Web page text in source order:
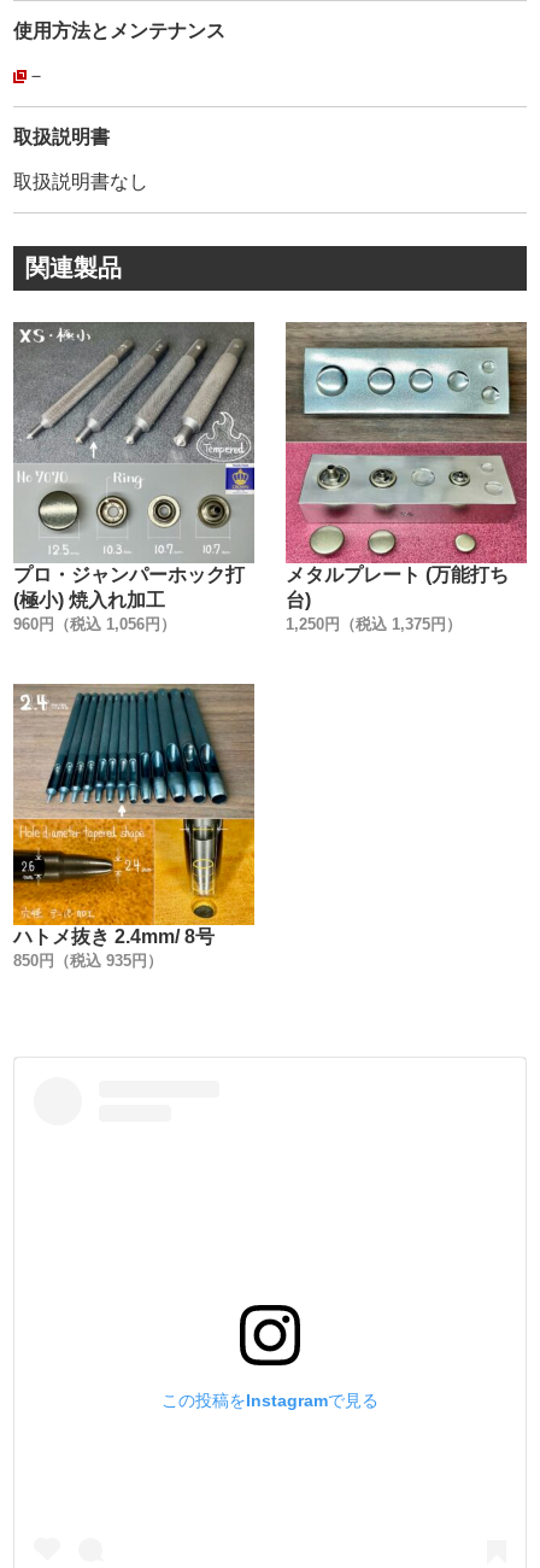
弊社が【工具の設計を合わせているメーカー】ですので、
【打棒と金具が合わないトラブル】がありません。
安心してご利用頂けます。
弊社販売品は【CROWN】の【正規品】です。
このクオリティーを維持し続けて、お客様に愛され続けて
いる理由です。
金具1つとっても、世の中には様々なメーカーがあります。
方もいらっしゃるかもしれません。
普段、金具の品質を金属製品としての視点から見る事がな
いかもしれません。
実は、金具はどこのメーカーでも同じでは無いんです。
弊社では、【日本製で高品質・低価格な金具】を、【レザ
ークラフト工具製造メーカーの視点】から選んで販売して
います。
信頼のおける金具メーカーの規格に合わせた、工具(打棒)
を作る事を作る事が、一番使用上のトラブルが無いので
す。
HIGH CROWNは【革製品の為だけに開発した金具】で
す。
『革製品は使えるのに、金具が先に壊れてしまった』経験
はありませんか？
金具の劣化は、水分や汗だけが原因とは限りません。
革には鞣(なめし)に使用する、タンニンや硫酸クロムの薬
液がわずかながら残留しています。
その為、残留物質・革が発するアンモニアガス・湿気・温
度・時間経過によって、金具の金属変化(疲労・腐食)を誘
発させます。
あまり知られていませんが、金具は革の為だけに製造して
のほんのごく僅かです。
の声を元に開発した金具です。
是非、手にとって頂き、金具としての【美しさと強度】を
使用方法と メンテナンス
－
取扱説明書
取扱説明書なし
関連製品
プロ・ジャンパーホック打
(極小) 焼入れ加工
960円（税込 1,056円）
メタルプレート (万能打ち
台)
1,250円（税込 1,375円）
ハトメ抜き 2.4mm/ 8号
850円（税込 935円）
この投稿をInstagramで見る